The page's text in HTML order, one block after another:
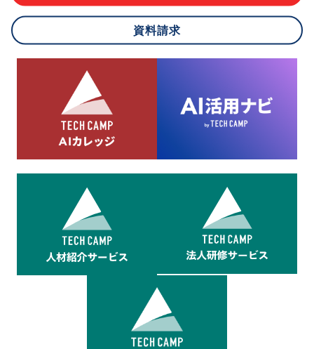
応ができない場合があります。
8.cookieにより取得・分析した情報とその利用について
当社は第三者が運営するデータ・マネジメント・プラットフォ
ームからcookieにより収集されたウェブの閲覧機歴及びその分
析結果を取得し、これをお客様の個人データと結びつけた上
で、広告配信等の目的で利用いたします。
資料請求